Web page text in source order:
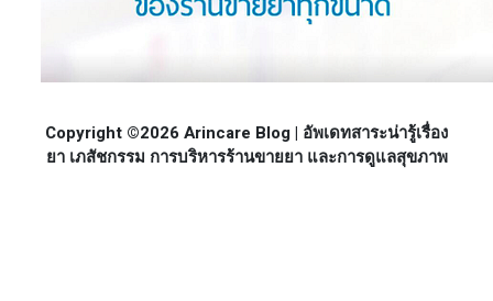
Copyright ©2026 Arincare Blog | อัพเดทสาระน่ารู้เรื่อง
ยา เภสัชกรรม การบริหารร้านขายยา และการดูแลสุขภาพ